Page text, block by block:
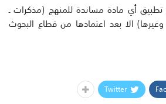
أي مادة مساندة للمنهج (مذكرات ـ
الا بعد اعتمادها من قطاع البحوث
Twitter